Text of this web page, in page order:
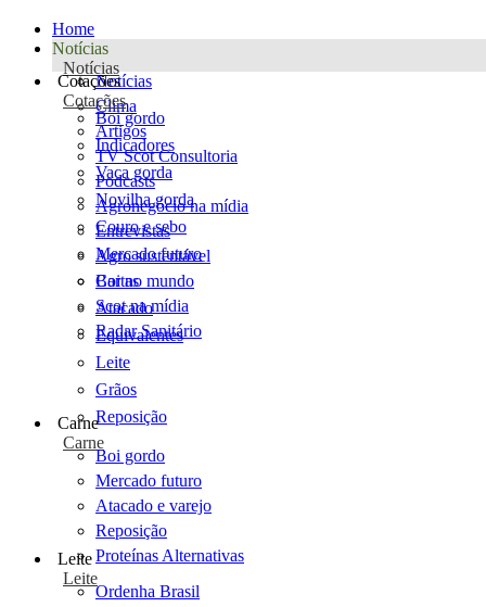
Home
Notícias
Notícias
Notícias
Clima
Artigos
TV Scot Consultoria
Podcasts
Agronegócio na mídia
Entrevistas
Agro sustentável
Cartas
Scot na mídia
Radar Sanitário
Cotações
Cotações
Boi gordo
Indicadores
Vaca gorda
Novilha gorda
Couro e sebo
Mercado futuro
Boi no mundo
Atacado
Equivalentes
Leite
Grãos
Reposição
Carne
Carne
Boi gordo
Mercado futuro
Atacado e varejo
Reposição
Proteínas Alternativas
Leite
Leite
Ordenha Brasil